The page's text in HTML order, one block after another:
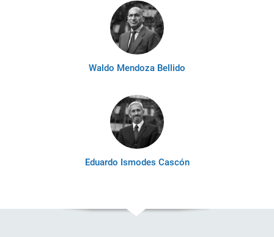
Waldo Mendoza Bellido
Eduardo Ismodes Cascón